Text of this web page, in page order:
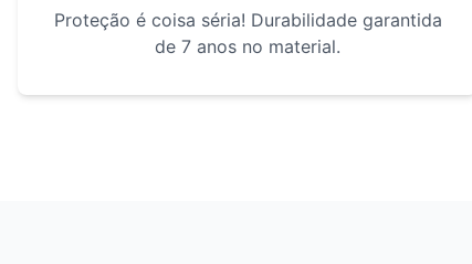
Proteção é coisa séria! Durabilidade garantida
de 7 anos no material.